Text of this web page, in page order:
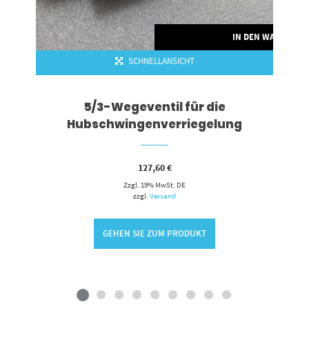
IN DEN
SCHNELLANSICHT
5/3-Wegeventil für die
Hubschwingenverriegelung
127,60€
Zzgl. 19% MwSt. DE
zzgl.Versand
GEHEN SIE ZUM PRODUKT